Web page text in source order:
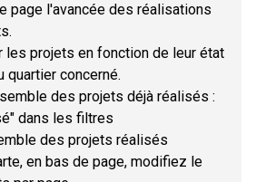
page l'avancée des réalisations
les projets en fonction de leur état
quartier concerné.
des projets déjà réalisés :
dans les filtres
des projets réalisés
en bas de page, modifiez le